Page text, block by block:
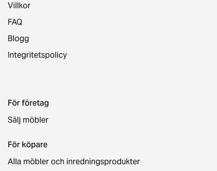
Villkor
FAQ
Blogg
Integritetspolicy
För företag
Sälj möbler
För köpare
Alla möbler och inredningsprodukter